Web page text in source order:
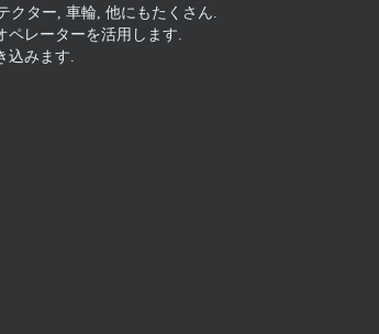
クター, 車輪, 他にもたくさん.
ペレーターを活用します.
込みます.